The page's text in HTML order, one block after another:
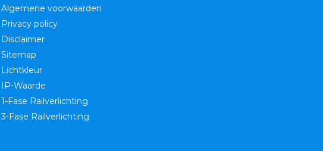
Algemene voorwaarden
Privacy policy
Disclaimer
Sitemap
Lichtkleur
IP-Waarde
1-Fase Railverlichting
3-Fase Railverlichting